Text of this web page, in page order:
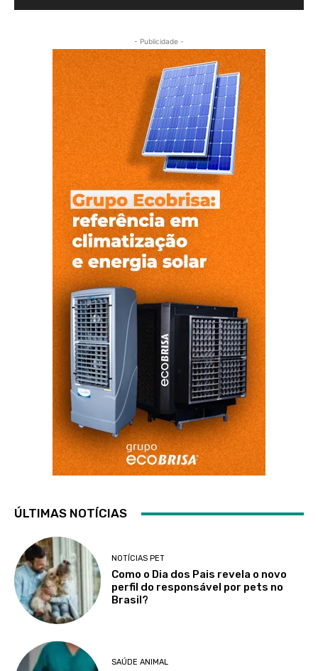
- Publicidade -
ÚLTIMAS NOTÍCIAS
NOTÍCIAS PET
Como o Dia dos Pais revela o novo
perfil do responsável por pets no
Brasil?
SAÚDE ANIMAL